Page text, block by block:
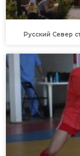
Русский Север